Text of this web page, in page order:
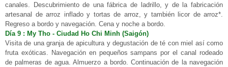
canales. Descubrimiento de una fábrica de ladrillo, y de la fabricación
artesanal de arroz inflado y tortas de arroz, y también licor de arroz*.
Regreso a bordo y navegación. Cena y noche a bordo.
Día 9 : My Tho - Ciudad Ho Chi Minh (Saigón)
Visita de una granja de apicultura y degustación de té con miel así como
fruta exóticas. Navegación en pequeños sampans por el canal rodeado
de palmeras de agua. Almuerzo a bordo. Continuación de la navegación